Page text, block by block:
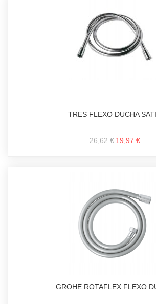
TRES FLEXO DUCHA
26,62 € 19,97 €
GROHE ROTAFLEX FLEXO